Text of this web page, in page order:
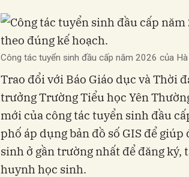
Công tác tuyển sinh đầu cấp năm 2026 của
Trao đổi với Báo Giáo dục và Thời
trưởng Trường Tiểu học Yên
mới của công tác tuyển sinh đầu
phố áp dụng bản đồ số GIS để
sinh ở gần trường nhất để đăng
huynh học sinh.